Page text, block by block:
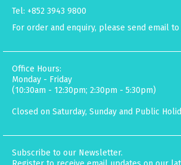
Tel: +852 3943 9800
For order and enquiry, please send email to
Office Hours:
Monday - Friday
(10:30am - 12:30pm; 2:30pm - 5:30pm)
Closed on Saturday, Sunday and Public
Subscribe to our Newsletter.